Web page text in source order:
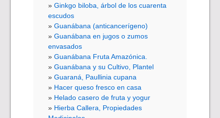
Ginkgo biloba, árbol de los cuarenta
escudos
Guanábana (anticancerígeno)
Guanábana en jugos o zumos
envasados
Guanábana Fruta Amazónica.
Guanábana y su Cultivo, Plantel
Guaraná, Paullinia cupana
Hacer queso fresco en casa
Helado casero de fruta y yogur
Hierba Callera, Propiedades